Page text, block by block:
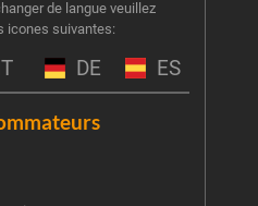
de langue veuillez
icones suivantes:
DE ES